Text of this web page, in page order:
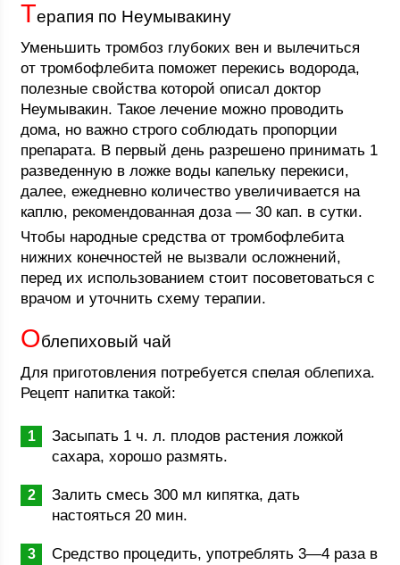
Терапия по Неумывакину
Уменьшить тромбоз глубоких вен и вылечиться
от тромбофлебита поможет перекись водорода,
полезные свойства которой описал доктор
Неумывакин. Такое лечение можно проводить
дома, но важно строго соблюдать пропорции
препарата. В первый день разрешено принимать 1
разведенную в ложке воды капельку перекиси,
далее, ежедневно количество увеличивается на
каплю, рекомендованная доза — 30 кап. в сутки.
Чтобы народные средства от тромбофлебита
нижних конечностей не вызвали осложнений,
перед их использованием стоит посоветоваться с
врачом и уточнить схему терапии.
Облепиховый чай
Для приготовления потребуется спелая облепиха.
Рецепт напитка такой:
Засыпать 1 ч. л. плодов растения ложкой
сахара, хорошо размять.
Залить смесь 300 мл кипятка, дать
настояться 20 мин.
Средство процедить, употреблять 3—4 раза в